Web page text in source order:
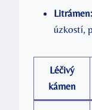
Litrámen:
úzkostí,
Léčivý
kámen